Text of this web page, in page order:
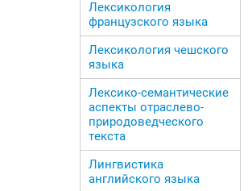
Лексикология
французского языка
Лексикология чешского
языка
Лексико-семантические
аспекты отраслево-
природоведческого
текста
Лингвистика
английского языка